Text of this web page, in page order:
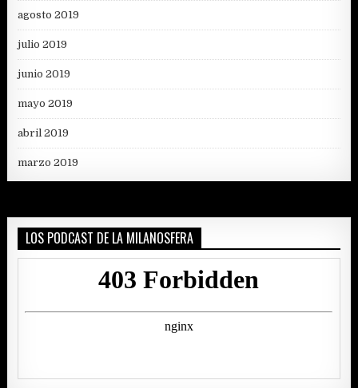
agosto 2019
julio 2019
junio 2019
mayo 2019
abril 2019
marzo 2019
LOS PODCAST DE LA MILANOSFERA